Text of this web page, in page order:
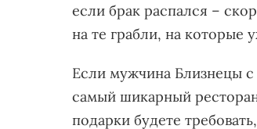
если брак распался –
на те грабли, на которые
Если мужчина Близнецы с
самый шикарный
подарки будете